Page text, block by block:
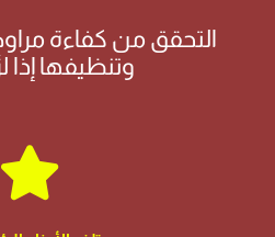
التحقق من كفاءة
وتنظيفها إذا